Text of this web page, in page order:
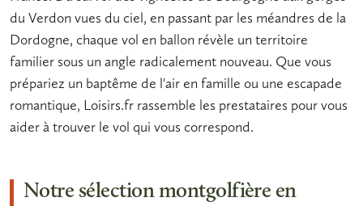
du Verdon vues du ciel, en passant par les méandres de la
Dordogne, chaque vol en ballon révèle un territoire
familier sous un angle radicalement nouveau. Que vous
prépariez un baptême de l'air en famille ou une escapade
romantique, Loisirs.fr rassemble les prestataires pour vous
aider à trouver le vol qui vous correspond.
Notre sélection montgolfière en